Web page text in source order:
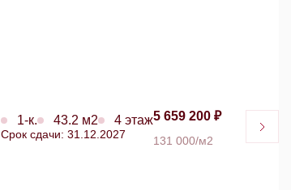
1-к. 43.2 м2 4 этаж
Срок сдачи: 31.12.2027
5 659 200 ₽
131 000/м2